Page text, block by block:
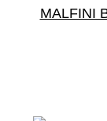
MALFINI